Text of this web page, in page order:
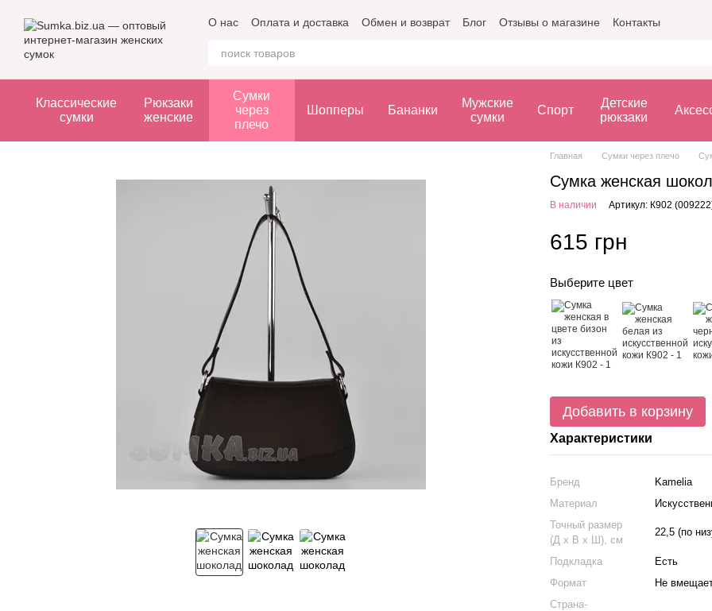
О нас Оплата и доставка Обмен и возврат Блог Отзывы о магазине Контакты
Классические
сумки
Рюкзаки
женские
Сумки
через
плечо
Шопперы Бананки
Мужские
сумки
Спорт
Детские
рюкзаки
Главная Сумки через плечо
Сумка женская
В наличии Артикул: К902
615 грн
Выберите цвет
Добавить в корзину
Характеристики
Бренд
Kamelia
Материал
Точный размер
(Д х В х Ш), см
22,5 (по
Подкладка
Есть
Формат
Не
Страна-